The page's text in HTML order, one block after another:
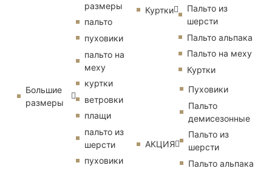
Большие
размеры
размеры
пальто
пуховики
пальто на
меху
куртки
ветровки
плащи
пальто из
шерсти
пуховики
Куртки
Пальто из
шерсти
Пальто альпака
Пальто на меху
Куртки
АКЦИЯ
Пуховики
Пальто
демисезонные
Пальто из
шерсти
Пальто альпака